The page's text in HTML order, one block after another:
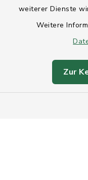
weiterer Dienste
Weitere
Zur